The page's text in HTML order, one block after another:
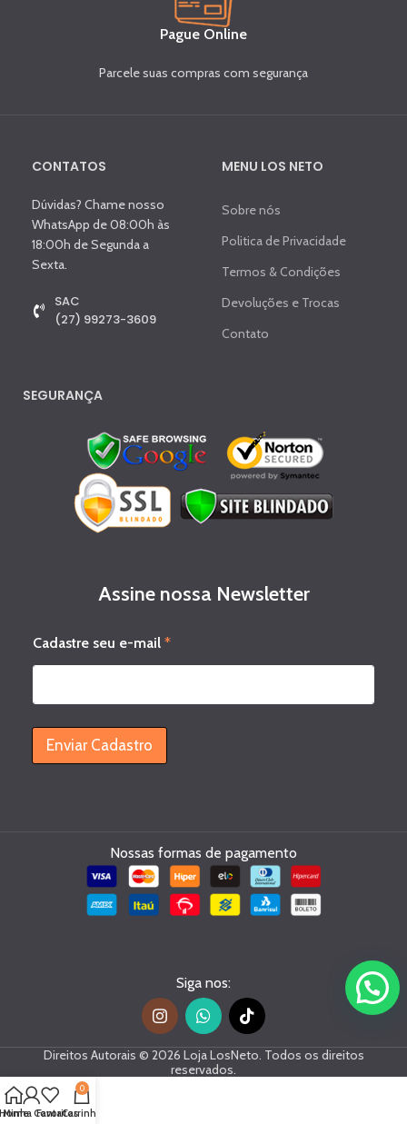
Pague Online
Parcele suas compras com segurança
CONTATOS
Dúvidas? Chame nosso
WhatsApp de 08:00h às
18:00h de Segunda a
Sexta.
SAC
(27) 99273-3609
MENU LOS NETO
Sobre nós
Politica de Privacidade
Termos & Condições
Devoluções e Trocas
Contato
SEGURANÇA
Assine nossa Newsletter
a
d
s
r
C
Cadastre seu e-mail*
Enviar Cadastro
Nossas formas de pagamento
Siga nos:
Direitos Autorais © 2026 Loja LosNeto. Todos os direitos
reservados.
Minha Conta
Favoritos
0
Carrinho